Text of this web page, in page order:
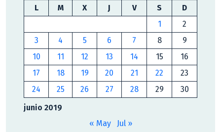
junio 2019
L M X J V S
D
1
2
3
4 5 6 7 8
9
10
11 12 13 14 15
16
17
18 19 20 21 22
23
24
25 26 27 28 29 30
« May Jul »